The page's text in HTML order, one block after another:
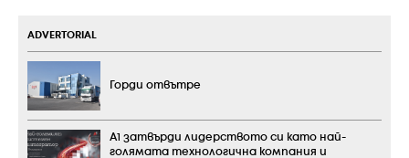
ADVERTORIAL
Горди отвътре
А1 затвърди лидерството си като най-
голямата технологична компания и